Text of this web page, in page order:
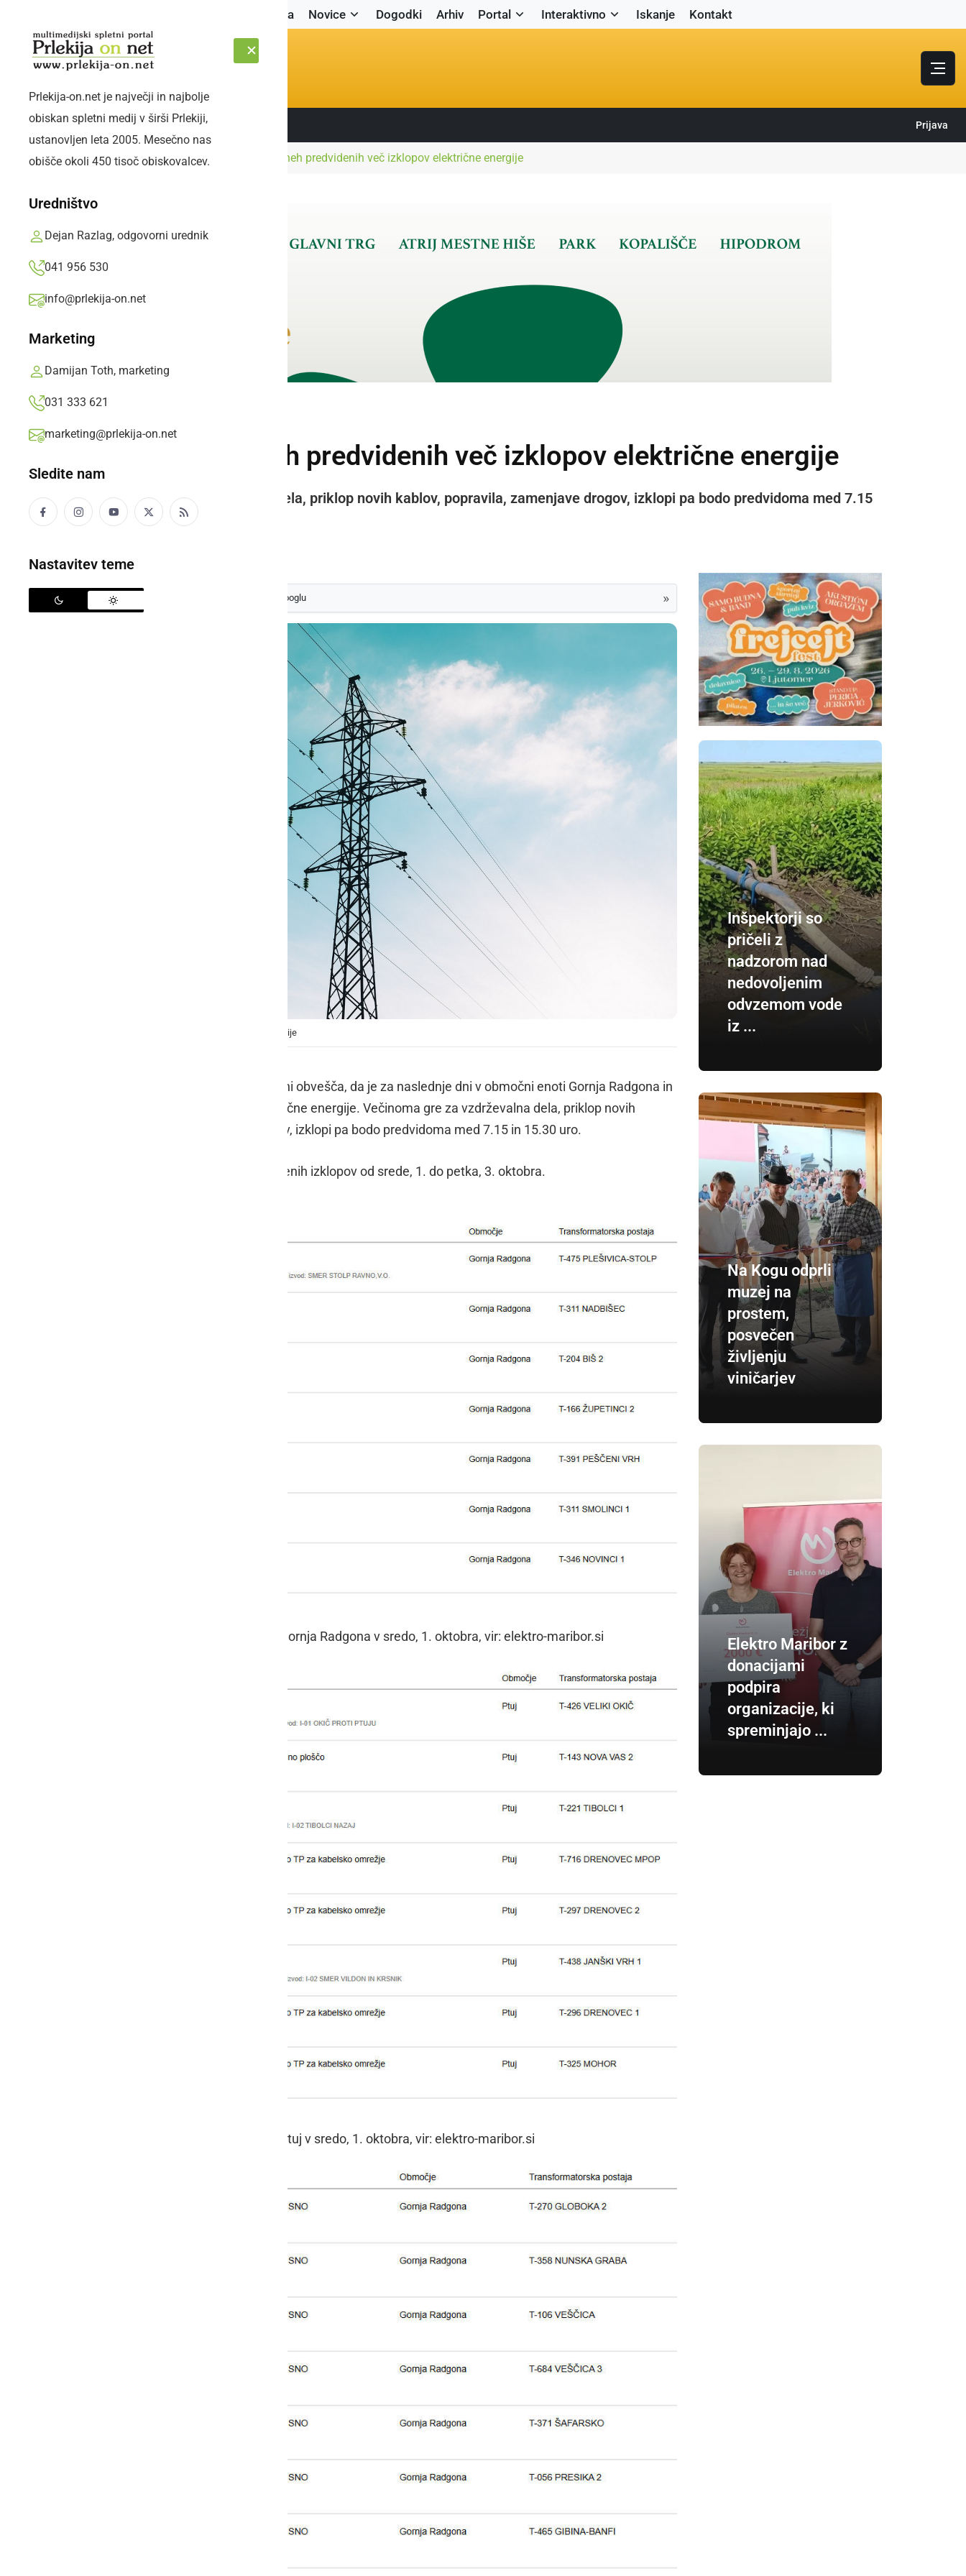
Naslovnica Novice Dogodki Arhiv Portal Interaktivno Iskanje Kontakt
SOBOTA, 8. AVGUST 2026 Sledite nam: Prijava
Prlekija-on.net je največji in najbolje
obiskan spletni medij v širši Prlekiji,
ustanovljen leta 2005. Mesečno nas
obišče okoli 450 tisoč obiskovalcev.
Uredništvo
Dejan Razlag, odgovorni urednik
041 956 530
info@prlekija-on.net
Marketing
Damijan Toth, marketing
031 333 621
marketing@prlekija-on.net
Sledite nam
Nastavitev teme
Naslovnica Gospodarstvo V naslednjih dneh predvidenih več izklopov električne energije
V naslednjih dneh predvidenih več izklopov električne energije
Večinoma gre za vzdrževalna dela, priklop novih kablov, popravila, zamenjave drogov, izklopi pa bodo predvidoma med 7.15
in 15.30 uro.
Izberite kot svoj prednostni vir na Googlu »
V naslednjih dneh bo več izklopov električne energije
Elektro Maribor na svoji spletni strani obvešča, da je za naslednje dni v območni enoti Gornja Radgona in
Ptuj predvidenih več izklopov električne energije. Večinoma gre za vzdrževalna dela, priklop novih
kablov, popravila, zamenjave drogov, izklopi pa bodo predvidoma med 7.15 in 15.30 uro.
Spodaj objavljamo seznam predvidenih izklopov od srede, 1. do petka, 3. oktobra.
Predvideni izklopi v območni enoti Gornja Radgona v sredo, 1. oktobra, vir: elektro-maribor.si
Predvideni izklopi v območni enoti Ptuj v sredo, 1. oktobra, vir: elektro-maribor.si
Inšpektorji so
pričeli z
nadzorom nad
nedovoljenim
odvzemom vode
iz ...
Na Kogu odprli
muzej na
prostem,
posvečen
življenju
viničarjev
Elektro Maribor z
donacijami
podpira
organizacije, ki
spreminjajo ...